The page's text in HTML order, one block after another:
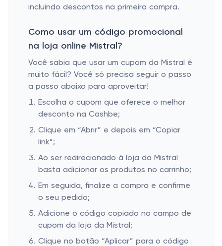
incluindo descontos na primeira compra.
Como usar um código promocional
na loja online Mistral?
Você sabia que usar um cupom da Mistral é
muito fácil? Você só precisa seguir o passo
a passo abaixo para aproveitar!
Escolha o cupom que oferece o melhor
desconto na Cashbe;
Clique em “Abrir” e depois em “Copiar
link”;
Ao ser redirecionado à loja da Mistral
basta adicionar os produtos no carrinho;
Em seguida, finalize a compra e confirme
o seu pedido;
Adicione o código copiado no campo de
cupom da loja da Mistral;
Clique no botão “Aplicar” para o código